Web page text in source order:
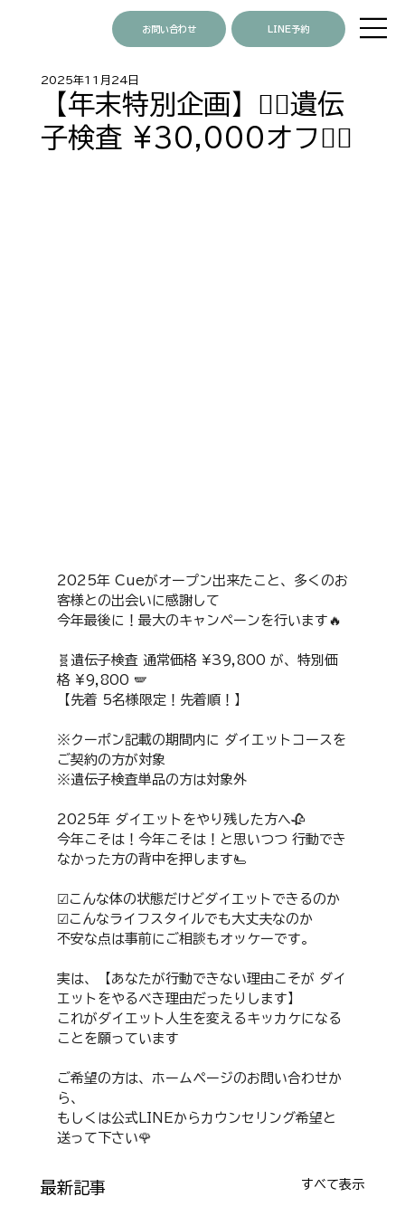
お問い合わせ LINE予約
【年末特別企画】❤️‍🔥遺伝
子検査 ¥30,000オフ❤️‍🔥
2025年11月24日
2025年 Cueがオープン出来たこと、多くのお
客様との出会いに感謝して
今年最後に！最大のキャンペーンを行います🔥
🧬遺伝子検査 通常価格 ¥39,800 が、特別価
格 ¥9,800 🪽
【先着 5名様限定！先着順！】
※クーポン記載の期間内に ダイエットコースを
ご契約の方が対象
※遺伝子検査単品の方は対象外
2025年 ダイエットをやり残した方へ🥀
今年こそは！今年こそは！と思いつつ 行動でき
なかった方の背中を押します🫷
☑︎こんな体の状態だけどダイエットできるのか
☑︎こんなライフスタイルでも大丈夫なのか
不安な点は事前にご相談もオッケーです。
実は、【あなたが行動できない理由こそが ダイ
エットをやるべき理由だったりします】
これがダイエット人生を変えるキッカケになる
ことを願っています
ご希望の方は、ホームページのお問い合わせか
ら、
もしくは公式LINEからカウンセリング希望と
送って下さい🌹
最新記事 すべて表示